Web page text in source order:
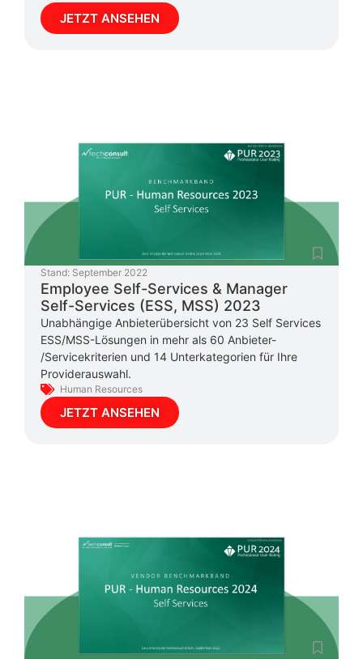
JETZT ANSEHEN
Stand: September 2022
Employee Self-Services & Manager
Self-Services (ESS, MSS) 2023
Unabhängige Anbieterübersicht von 23 Self Services
ESS/MSS-Lösungen in mehr als 60 Anbieter-
/Servicekriterien und 14 Unterkategorien für Ihre
Providerauswahl.
Human Resources
JETZT ANSEHEN